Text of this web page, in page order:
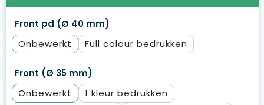
Front pd (Ø 40 mm)
Onbewerkt
Full colour
Front (Ø 35 mm)
Onbewerkt
1